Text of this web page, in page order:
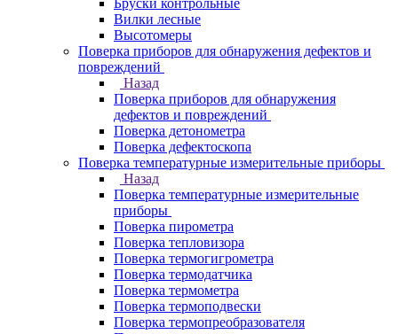
Бруски контрольные
Вилки лесные
Высотомеры
Поверка приборов для обнаружения дефектов и
повреждений
Назад
Поверка приборов для обнаружения
дефектов и повреждений
Поверка детонометра
Поверка дефектоскопа
Поверка температурные измерительные приборы
Назад
Поверка температурные измерительные
приборы
Поверка пирометра
Поверка тепловизора
Поверка термогигрометра
Поверка термодатчика
Поверка термометра
Поверка термоподвески
Поверка термопреобразователя